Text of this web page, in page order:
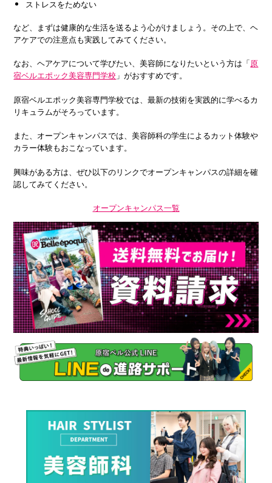
ストレスをためない
など、まずは健康的な生活を送るよう心がけましょう。その上で、ヘ
アケアでの注意点も実践してみてください。
なお、ヘアケアについて学びたい、美容師になりたいという方は「原
宿ベルエポック美容専門学校 」がおすすめです。
原宿ベルエポック美容専門学校では、最新の技術を実践的に学べるカ
リキュラムがそろっています。
また、オープンキャンパスでは、美容師科の学生によるカット体験や
カラー体験もおこなっています。
興味がある方は、ぜひ以下のリンクでオープンキャンパスの詳細を確
認してみてください。
オープンキャンパス一覧